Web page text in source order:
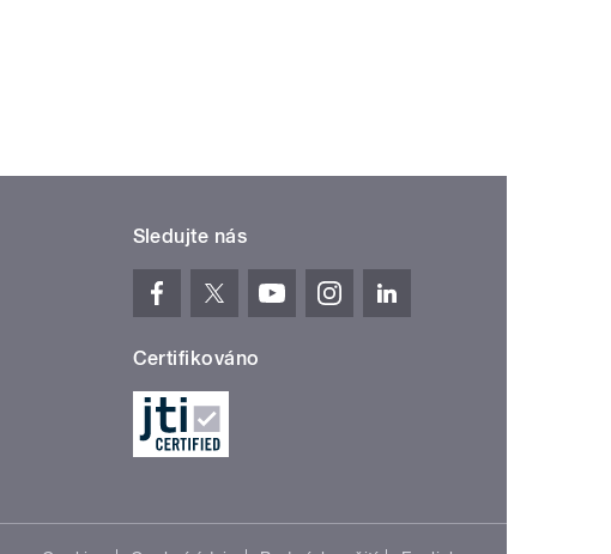
Sledujte nás
Certifikováno